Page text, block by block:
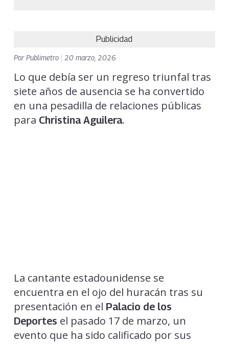
Publicidad
PorPublimetro 20 marzo, 2026
Lo que debía ser un regreso triunfal tras
siete años de ausencia se ha convertido
en una pesadilla de relaciones públicas
para Christina Aguilera.
La cantante estadounidense se
encuentra en el ojo del huracán tras su
presentación en el Palacio de los
Deportes el pasado 17 de marzo, un
evento que ha sido calificado por sus